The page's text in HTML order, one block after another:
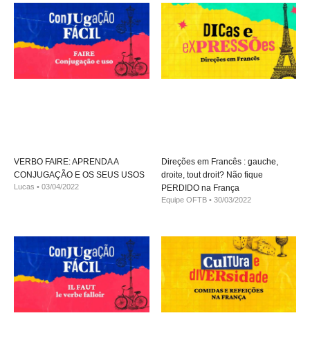
VERBO FAIRE: APRENDA A
CONJUGAÇÃO E OS SEUS USOS
Lucas 03/04/2022
Direções em Francês : gauche,
droite, tout droit? Não fique
PERDIDO na França
Equipe OFTB 30/03/2022